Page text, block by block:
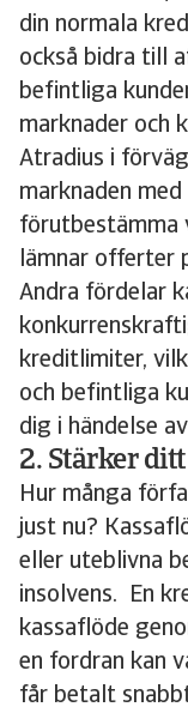
din normala
också bidra till
befintliga
marknader och
Atradius i
marknaden
förutbestämma
lämnar offerter
Andra fördelar
kreditlimiter,
och befintliga
dig i händelse
2. Stärker
Hur många
just nu?
eller uteblivna
insolvens. En
kassaflöde
en fordran kan
får betalt